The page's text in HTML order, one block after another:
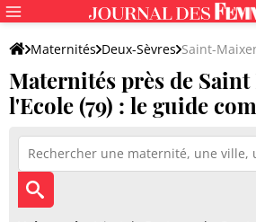
Maternités Deux-Sèvres Saint-
Maternités près de
l'Ecole (79) : le guide